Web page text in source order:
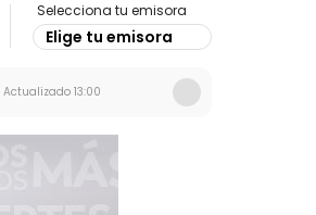
Selecciona tu emisora
Elige tu emisora
Actualizado 13:00